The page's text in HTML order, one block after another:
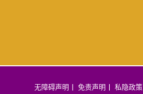
无障碍声明 免责声明 私隐政策